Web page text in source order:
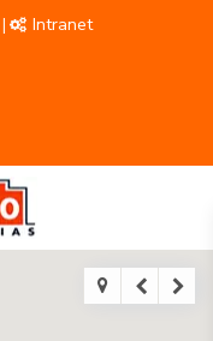
| Intranet